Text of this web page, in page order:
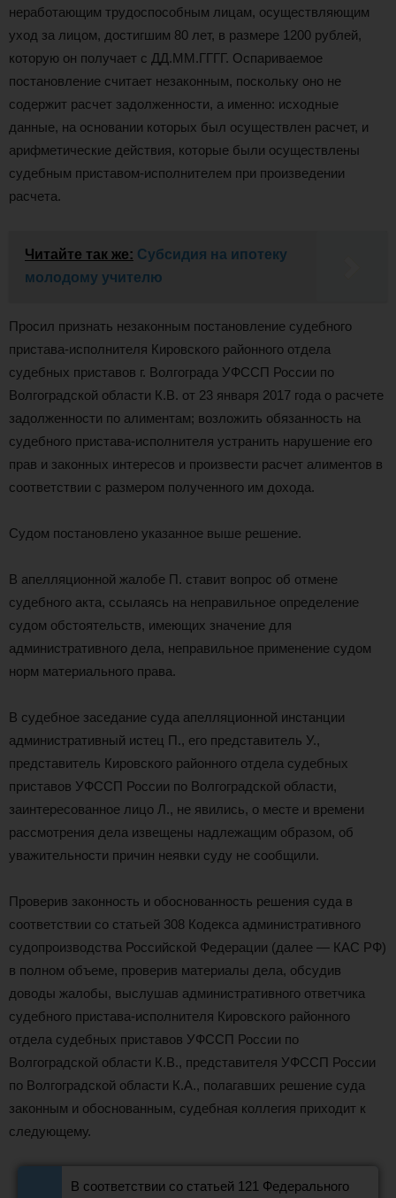
неработающим трудоспособным лицам, осуществляющим
уход за лицом, достигшим 80 лет, в размере 1200 рублей,
которую он получает с ДД.ММ.ГГГГ. Оспариваемое
постановление считает незаконным, поскольку оно не
содержит расчет задолженности, а именно: исходные
данные, на основании которых был осуществлен расчет, и
арифметические действия, которые были осуществлены
судебным приставом-исполнителем при произведении
расчета.
Читайте так же: Субсидия на ипотеку
молодому учителю
Просил признать незаконным постановление судебного
пристава-исполнителя Кировского районного отдела
судебных приставов г. Волгограда УФССП России по
Волгоградской области К.В. от 23 января 2017 года о расчете
задолженности по алиментам; возложить обязанность на
судебного пристава-исполнителя устранить нарушение его
прав и законных интересов и произвести расчет алиментов в
соответствии с размером полученного им дохода.
Судом постановлено указанное выше решение.
В апелляционной жалобе П. ставит вопрос об отмене
судебного акта, ссылаясь на неправильное определение
судом обстоятельств, имеющих значение для
административного дела, неправильное применение судом
норм материального права.
В судебное заседание суда апелляционной инстанции
административный истец П., его представитель У.,
представитель Кировского районного отдела судебных
приставов УФССП России по Волгоградской области,
заинтересованное лицо Л., не явились, о месте и времени
рассмотрения дела извещены надлежащим образом, об
уважительности причин неявки суду не сообщили.
Проверив законность и обоснованность решения суда в
соответствии со статьей 308 Кодекса административного
судопроизводства Российской Федерации (далее — КАС РФ)
в полном объеме, проверив материалы дела, обсудив
доводы жалобы, выслушав административного ответчика
судебного пристава-исполнителя Кировского районного
отдела судебных приставов УФССП России по
Волгоградской области К.В., представителя УФССП России
по Волгоградской области К.А., полагавших решение суда
законным и обоснованным, судебная коллегия приходит к
следующему.
В соответствии со статьей 121 Федерального